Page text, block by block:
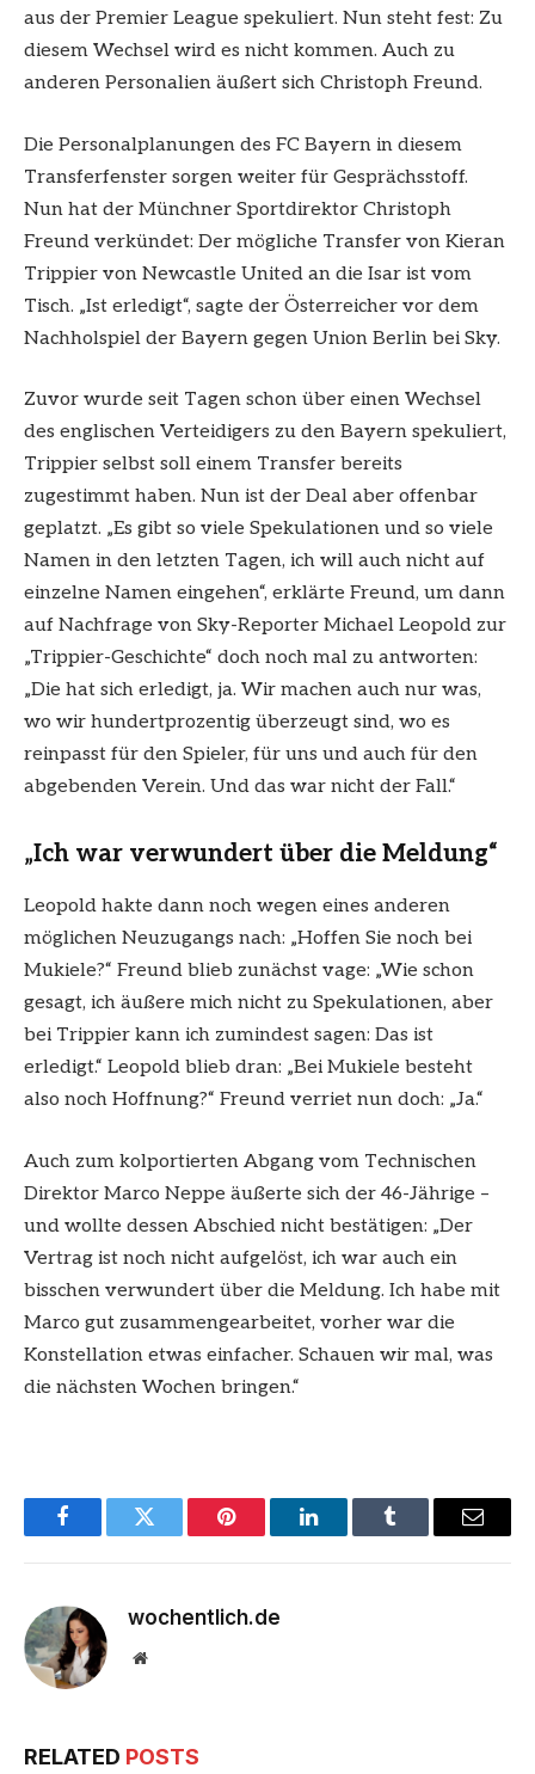
aus der Premier League spekuliert. Nun steht fest: Zu
diesem Wechsel wird es nicht kommen. Auch zu
anderen Personalien äußert sich Christoph Freund.
Die Personalplanungen des FC Bayern in diesem
Transferfenster sorgen weiter für Gesprächsstoff.
Nun hat der Münchner Sportdirektor Christoph
Freund verkündet: Der mögliche Transfer von Kieran
Trippier von Newcastle United an die Isar ist vom
Tisch. „Ist erledigt“, sagte der Österreicher vor dem
Nachholspiel der Bayern gegen Union Berlin bei Sky.
Zuvor wurde seit Tagen schon über einen Wechsel
des englischen Verteidigers zu den Bayern spekuliert,
Trippier selbst soll einem Transfer bereits
zugestimmt haben. Nun ist der Deal aber offenbar
geplatzt. „Es gibt so viele Spekulationen und so viele
Namen in den letzten Tagen, ich will auch nicht auf
einzelne Namen eingehen“, erklärte Freund, um dann
auf Nachfrage von Sky-Reporter Michael Leopold zur
„Trippier-Geschichte“ doch noch mal zu antworten:
„Die hat sich erledigt, ja. Wir machen auch nur was,
wo wir hundertprozentig überzeugt sind, wo es
reinpasst für den Spieler, für uns und auch für den
abgebenden Verein. Und das war nicht der Fall.“
„Ich war verwundert über die Meldung“
Leopold hakte dann noch wegen eines anderen
möglichen Neuzugangs nach: „Hoffen Sie noch bei
Mukiele?“ Freund blieb zunächst vage: „Wie schon
gesagt, ich äußere mich nicht zu Spekulationen, aber
bei Trippier kann ich zumindest sagen: Das ist
erledigt.“ Leopold blieb dran: „Bei Mukiele besteht
also noch Hoffnung?“ Freund verriet nun doch: „Ja.“
Auch zum kolportierten Abgang vom Technischen
Direktor Marco Neppe äußerte sich der 46-Jährige –
und wollte dessen Abschied nicht bestätigen: „Der
Vertrag ist noch nicht aufgelöst, ich war auch ein
bisschen verwundert über die Meldung. Ich habe mit
Marco gut zusammengearbeitet, vorher war die
Konstellation etwas einfacher. Schauen wir mal, was
die nächsten Wochen bringen.“
FacebookTwitter Pinterest LinkedInTumblr Email
wochentlich.de
Website
RELATED POSTS